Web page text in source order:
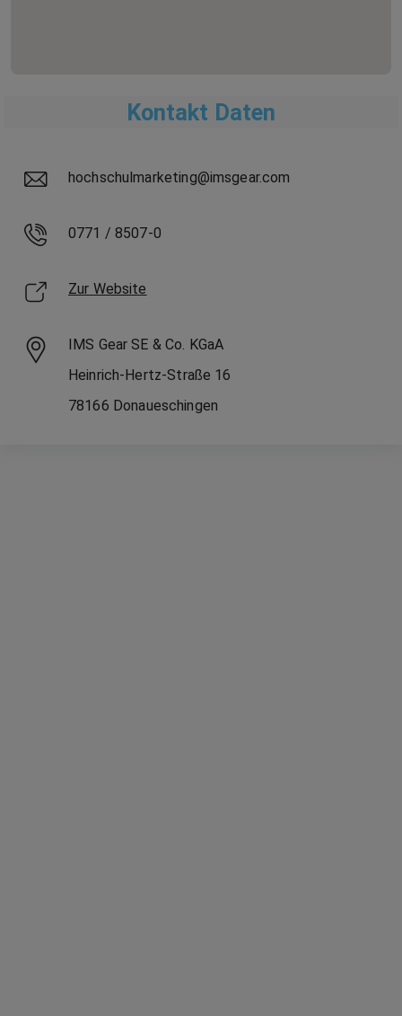
Kontakt Daten
hochschulmarketing@imsgear.com
0771 / 8507-0
Zur Website
IMS Gear SE & Co. KGaA
Heinrich-Hertz-Straße 16
78166 Donaueschingen